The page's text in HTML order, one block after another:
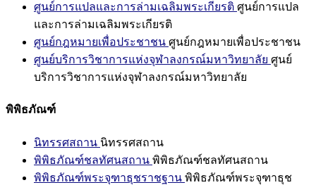
ศูนย์การแปลและการล่ามเฉลิมพระเกียรติ ศูนย์การแปล
และการล่ามเฉลิมพระเกียรติ
ศูนย์กฎหมายเพื่อประชาชน ศูนย์กฎหมายเพื่อประชาชน
ศูนย์บริการวิชาการแห่งจุฬาลงกรณ์มหาวิทยาลัย ศูนย์
บริการวิชาการแห่งจุฬาลงกรณ์มหาวิทยาลัย
พิพิธภัณฑ์
นิทรรศสถาน นิทรรศสถาน
พิพิธภัณฑ์ชลทัศนสถาน พิพิธภัณฑ์ชลทัศนสถาน
พิพิธภัณฑ์พระจุฑาธุชราชฐาน พิพิธภัณฑ์พระจุฑาธุช